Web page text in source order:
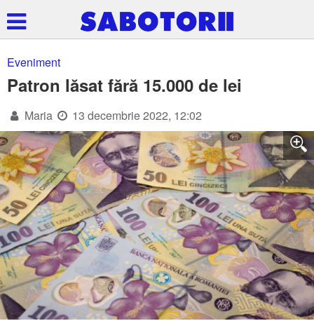
Eveniment
Patron lăsat fără 15.000 de lei
Maria 13 decembrie 2022, 12:02